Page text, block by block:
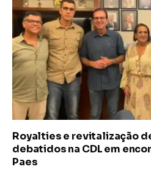
Royalties e revitalização
debatidos na CDL em
Paes